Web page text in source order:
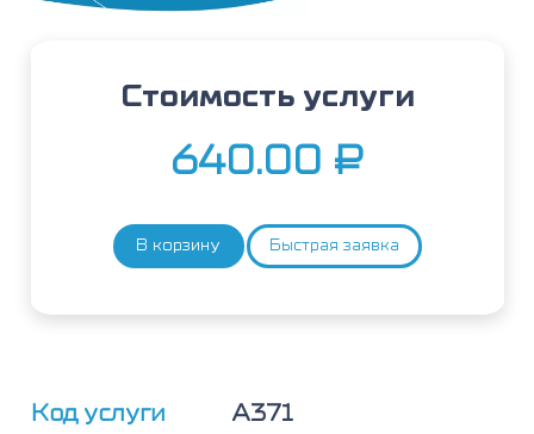
Код услуги
А371
Стоимость услуги
640.00 ₽
Количество
В корзину Быстрая заявка